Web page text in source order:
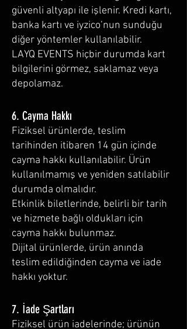
güvenli altyapı ile işlenir. Kredi kartı,
banka kartı ve iyzico’nun sunduğu
diğer yöntemler kullanılabilir.
LAYQ EVENTS hiçbir durumda kart
bilgilerini görmez, saklamaz veya
depolamaz.
6. Cayma Hakkı
Fiziksel ürünlerde, teslim
tarihinden itibaren 14 gün içinde
cayma hakkı kullanılabilir. Ürün
kullanılmamış ve yeniden satılabilir
durumda olmalıdır.
Etkinlik biletlerinde, belirli bir tarih
ve hizmete bağlı oldukları için
cayma hakkı bulunmaz.
Dijital ürünlerde, ürün anında
teslim edildiğinden cayma ve iade
hakkı yoktur.
7. İade Şartları
Fiziksel ürün iadelerinde; ürünün